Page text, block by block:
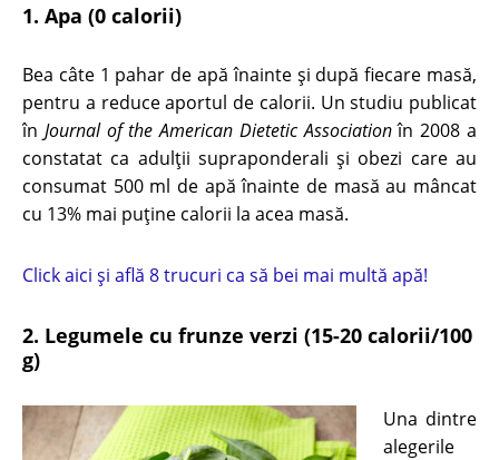
1. Apa (0 calorii)
Bea câte 1 pahar de apă înainte şi după fiecare masă,
pentru a reduce aportul de calorii. Un studiu publicat
în Journal of the American Dietetic Associationîn 2008 a
constatat ca adulții supraponderali și obezi care au
consumat 500 ml de apă înainte de masă au mâncat
cu 13% mai puține calorii la acea masă.
Click aici și află 8 trucuri ca să bei mai multă apă!
2. Legumele cu frunze verzi (15-20 calorii/100
g)
Una dintre
alegerile